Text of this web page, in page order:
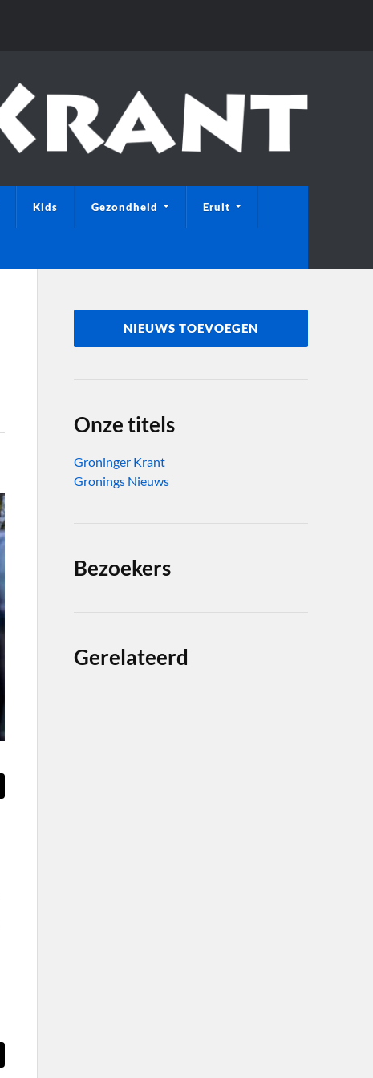
Kids Gezondheid Eruit
NIEUWS TOEVOEGEN
Onze titels
Groninger Krant
Gronings Nieuws
Bezoekers
Gerelateerd